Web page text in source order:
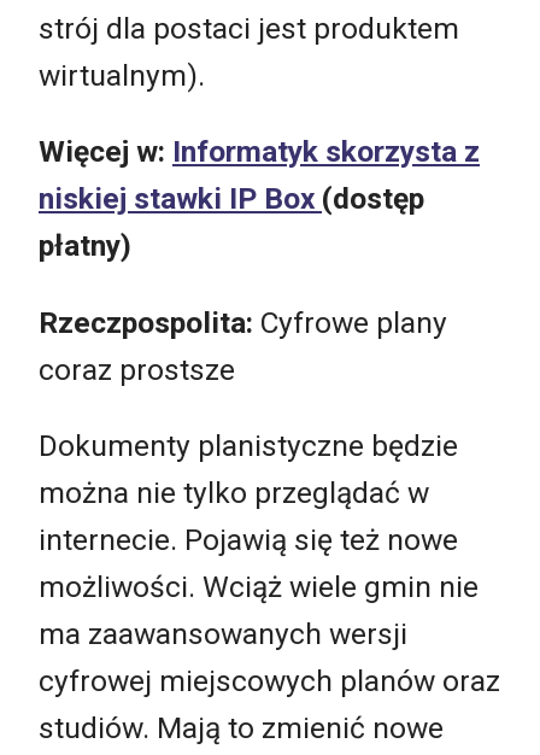
strój dla postaci jest produktem
wirtualnym).
Więcej w: Informatyk skorzysta z
niskiej stawki IP Box (dostęp
płatny)
Rzeczpospolita: Cyfrowe plany
coraz prostsze
Dokumenty planistyczne będzie
można nie tylko przeglądać w
internecie. Pojawią się też nowe
możliwości. Wciąż wiele gmin nie
ma zaawansowanych wersji
cyfrowej miejscowych planów oraz
studiów. Mają to zmienić nowe